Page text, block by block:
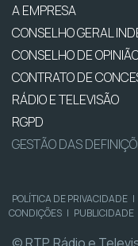
A EMPRESA
CONSELHO GERAL
CONSELHO DE
CONTRATO DE
RÁDIO E TELEVISÃO
RGPD
GESTÃO DAS
POLÍTICA DE PRIVACIDADE |
CONDIÇÕES | PUBLICIDADE